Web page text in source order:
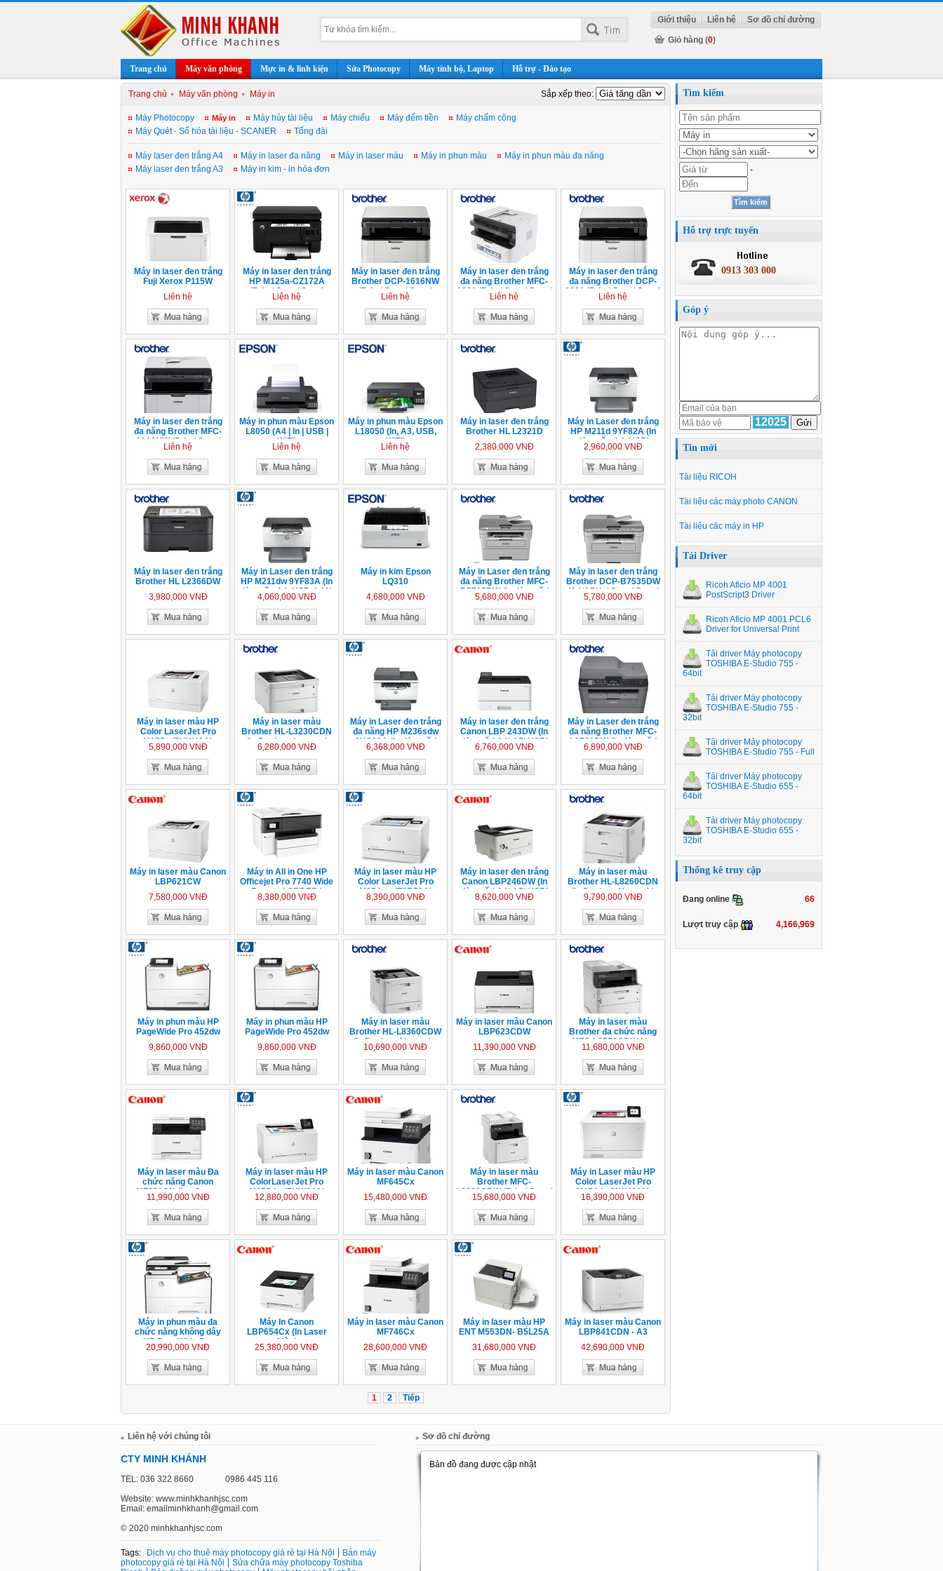
Giới thiệu Liên hệ Sơ đồ chỉ đường
Giỏ hàng (0)
Trang chủ Máy văn phòng Mực in & linh kiện Sửa Photocopy Máy tính bộ, Laptop Hỗ trợ - Đào tạo
Sắp xếp theo:
Trang chủ Máy văn phòng Máy in
Máy Photocopy Máy in Máy hủy tài liệu Máy chiếu Máy đếm tiền
Máy chấm công
Máy Quét - Số hóa tài liệu - SCANER
Tổng đài
Máy laser đen trắng A4 Máy in laser đa năng Máy in laser màu Máy in phun màu
Máy in phun màu đa năng
Máy laser đen trắng A3
Máy in kim - in hóa đơn
Máy in laser đen trắng
Fuji Xerox P115W
Liên hệ
Máy in laser đen trắng
HP M125a-CZ172A
(Print/ Copy/ Scan)
Liên hệ
Máy in laser đen trắng
Brother DCP-1616NW
(Print/ Scan/ Copy)
Liên hệ
Máy in laser đen trắng
đa năng Brother MFC-
1901 (Print/ Scan/ Copy/
Fax)
Liên hệ
Máy in laser đen trắng
đa năng Brother DCP-
1601 (Print/ Scan/ Copy)
Liên hệ
Máy in laser đen trắng
đa năng Brother MFC-
1916NW (Print/ Scan/
Copy/ Fax)
Liên hệ
Máy in phun màu Epson
L8050 (A4 | In | USB |
WIFI)
Liên hệ
Máy in phun màu Epson
L18050 (In, A3, USB,
WIFI)
Liên hệ
Máy in laser đen trắng
Brother HL L2321D
2,380,000 VNĐ
Máy in Laser đen trắng
HP M211d 9YF82A (In
đảo mặt, A4, USB)
2,960,000 VNĐ
Máy in laser đen trắng
Brother HL L2366DW
3,980,000 VNĐ
Máy in Laser đen trắng
HP M211dw 9YF83A (In
đảo mặt, A4, USB, LAN,
WIFI)
4,060,000 VNĐ
Máy in kim Epson
LQ310
4,680,000 VNĐ
Máy in Laser đen trắng
đa năng Brother MFC-
B7715DW (In đảo mặt|
Copy| Scan ADF 1 mặt|
Fax| A4,| A5| USB| LAN|
WIFI)
5,680,000 VNĐ
Máy in laser đen trắng
Brother DCP-B7535DW
(A4/A5/ In/ Copy/ Scan/
Đảo mặt/ ADF/ USB/
WIFI)
5,780,000 VNĐ
Máy in laser màu HP
Color LaserJet Pro
M155a (7KW48A)
5,890,000 VNĐ
Máy in laser màu
Brother HL-L3230CDN
(In Duplex - In mạng)
6,280,000 VNĐ
Máy in Laser đen trắng
đa năng HP M236sdw
9YG09A (In đảo mặt|
Scan ADF 1 mặt| Copy|
A4| A5| USB| LAN| WIFI)
6,368,000 VNĐ
Máy in laser đen trắng
Canon LBP 243DW (In
đảo mặt| A4| A5| USB|
LAN| WIFI) - Chính hãng
6,760,000 VNĐ
Máy in Laser đen trắng
đa năng Brother MFC-
L2701DW (In đảo mặt|
Copy| Scan ADF 1 mặt|
Fax| A4,| A5| USB| LAN|
WIFI)
6,890,000 VNĐ
Máy in laser màu Canon
LBP621CW
7,580,000 VNĐ
Máy in All in One HP
Officejet Pro 7740 Wide
Format ( ORDER )
8,380,000 VNĐ
Máy in laser màu HP
Color LaserJet Pro
M254nw (T6B59A)
8,390,000 VNĐ
Máy in laser đen trắng
Canon LBP246DW (In
đảo mặt| A4| A5| USB|
LAN| WIFI)
8,620,000 VNĐ
Máy in laser màu
Brother HL-L8260CDN
(In Duplex - Network)
9,790,000 VNĐ
Máy in phun màu HP
PageWide Pro 452dw
9,860,000 VNĐ
Máy in phun màu HP
PageWide Pro 452dw
9,860,000 VNĐ
Máy in laser màu
Brother HL-L8360CDW
(In Duplex - Network -
Wifi)
10,690,000 VNĐ
Máy in laser màu Canon
LBP623CDW
11,390,000 VNĐ
Máy in laser màu
Brother đa chức năng
MFC-L3750CDW ( In,
Photo, Fax, Scan )
11,680,000 VNĐ
Máy in laser màu Đa
chức năng Canon
MF631CN (In - Copy -
Scan)
11,990,000 VNĐ
Máy in laser màu HP
ColorLaserJet Pro
M255dw (7KW64A)
12,880,000 VNĐ
Máy in laser màu Canon
MF645Cx
15,480,000 VNĐ
Máy in laser màu
Brother MFC-
L8690CDW (Print/ Copy/
Scan/Fax/ Wifi)
15,680,000 VNĐ
Máy in Laser màu HP
Color LaserJet Pro
M454dn (W1Y44A)
16,390,000 VNĐ
Máy in phun màu đa
chức năng không dây
HP PageWide Pro
577dw
20,990,000 VNĐ
Máy In Canon
LBP654Cx (In Laser
Màu)
25,380,000 VNĐ
Máy in laser màu Canon
MF746Cx
28,600,000 VNĐ
Máy in laser màu HP
ENT M553DN- B5L25A
31,680,000 VNĐ
Máy in laser màu Canon
LBP841CDN - A3
42,690,000 VNĐ
1 2 Tiếp
Tìm kiếm
-
Hỗ trợ trực tuyến
0913 303 000
Góp ý
12025
Tin mới
Tài liệu RICOH
Tài liệu các máy photo CANON
Tài liệu các máy in HP
Tải Driver
Ricoh Aficio MP 4001
PostScript3 Driver
Ricoh Aficio MP 4001 PCL6
Driver for Universal Print
Tải driver Máy photocopy
TOSHIBA E-Studio 755 -
64bit
Tải driver Máy photocopy
TOSHIBA E-Studio 755 -
32bit
Tải driver Máy photocopy
TOSHIBA E-Studio 755 - Full
Tải driver Máy photocopy
TOSHIBA E-Studio 655 -
64bit
Tải driver Máy photocopy
TOSHIBA E-Studio 655 -
32bit
Thống kê truy cập
66
Đang online
4,166,969
Lượt truy cập
Liên hệ với chúng tôi
CTY MINH KHÁNH
TEL: 036 322 8660 0986 445 116
Website: www.minhkhanhjsc.com
Email: emailminhkhanh@gmail.com
© 2020 minhkhanhjsc.com
Tags: Dịch vụ cho thuê máy photocopy giá rẻ tại Hà Nội
Bán máy
photocopy giá rẻ tại Hà Nội
Sửa chữa máy photocopy Toshiba
Sơ đồ chỉ đường